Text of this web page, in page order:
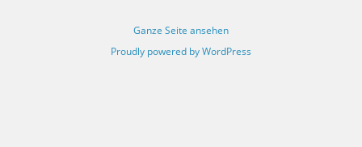
Ganze Seite ansehen
Proudly powered by WordPress